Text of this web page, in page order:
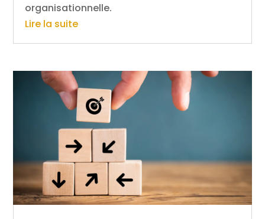
organisationnelle.
Lire la suite